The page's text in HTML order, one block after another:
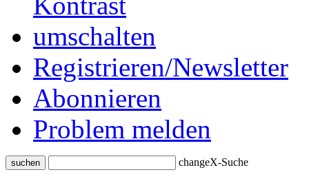
Registrieren/Newsletter
Abonnieren
Problem melden
suchen changeX-Suche